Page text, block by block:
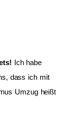
Ich habe
dass ich mit
Umzug heißt